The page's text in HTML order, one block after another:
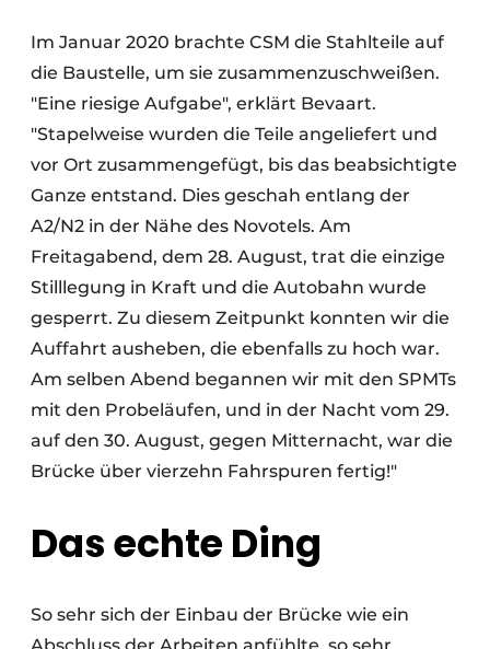
Im Januar 2020 brachte CSM die Stahlteile auf
die Baustelle, um sie zusammenzuschweißen.
"Eine riesige Aufgabe", erklärt Bevaart.
"Stapelweise wurden die Teile angeliefert und
vor Ort zusammengefügt, bis das beabsichtigte
Ganze entstand. Dies geschah entlang der
A2/N2 in der Nähe des Novotels. Am
Freitagabend, dem 28. August, trat die einzige
Stilllegung in Kraft und die Autobahn wurde
gesperrt. Zu diesem Zeitpunkt konnten wir die
Auffahrt ausheben, die ebenfalls zu hoch war.
Am selben Abend begannen wir mit den SPMTs
mit den Probeläufen, und in der Nacht vom 29.
auf den 30. August, gegen Mitternacht, war die
Brücke über vierzehn Fahrspuren fertig!"
Das echte Ding
So sehr sich der Einbau der Brücke wie ein